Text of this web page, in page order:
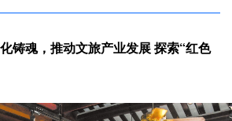
铸魂，推动文旅产业发展探索“红色